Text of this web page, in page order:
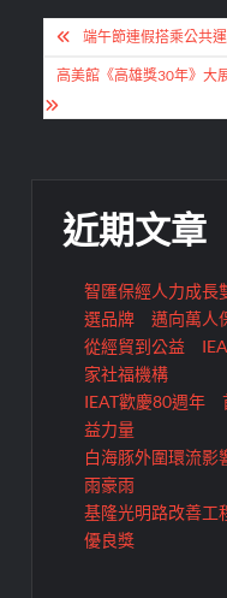
文
章
導
端午節連假搭乘公共
高美館《高雄獎30年》
近期文章
智匯保經人力成長
選品牌 邁向萬人
從經貿到公益
家社福機構
IEAT歡慶80週年
益力量
白海豚外圍環流
雨豪雨
基隆光明路改善工
優良獎